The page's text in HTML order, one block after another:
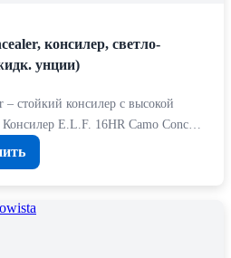
консилер, светло-
унции)
стойкий консилер с высокой
E.L.F. 16HR Camo Conc…